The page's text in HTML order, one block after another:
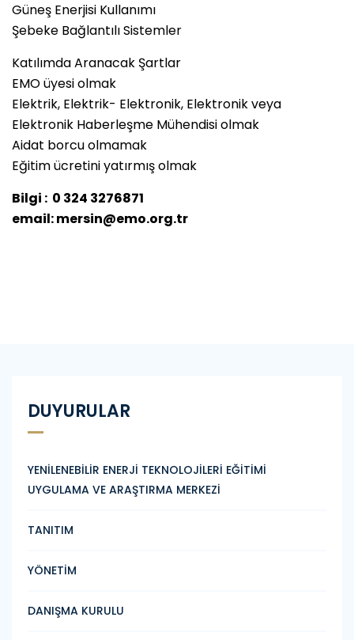
Güneş Enerjisi Kullanımı
Şebeke Bağlantılı Sistemler
Katılımda Aranacak Şartlar
EMO üyesi olmak
Elektrik, Elektrik- Elektronik, Elektronik veya
Elektronik Haberleşme Mühendisi olmak
Aidat borcu olmamak
Eğitim ücretini yatırmış olmak
Bilgi : 0 324 3276871
email: mersin@emo.org.tr
DUYURULAR
YENİLENEBİLİR ENERJİ TEKNOLOJİLERİ EĞİTİMİ
UYGULAMA VE ARAŞTIRMA MERKEZİ
TANITIM
YÖNETİM
DANIŞMA KURULU